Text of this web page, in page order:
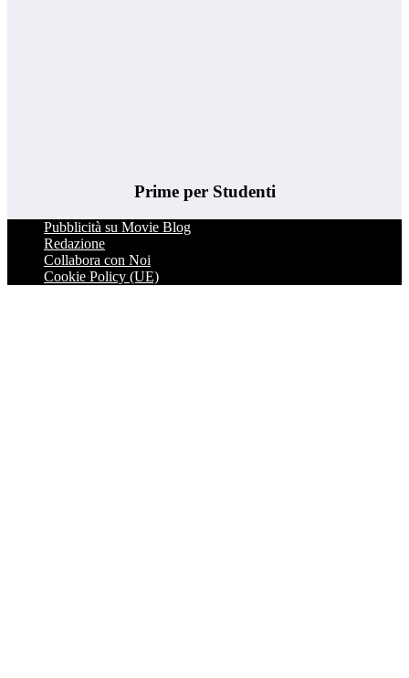
Prime per Studenti
Pubblicità su Movie Blog
Redazione
Collabora con Noi
Cookie Policy (UE)